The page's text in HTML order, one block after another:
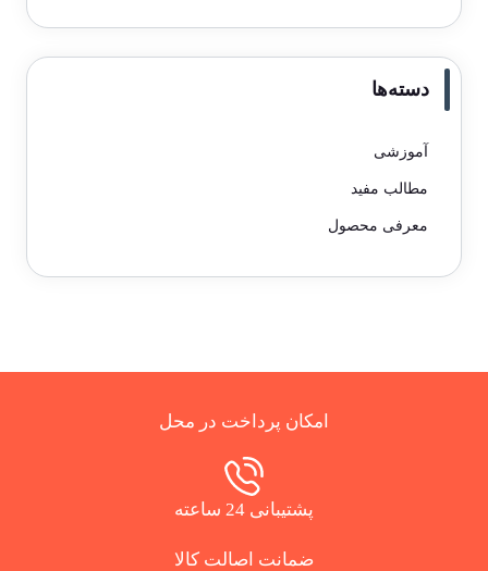
دسته‌ها
آموزشی
مطالب مفید
معرفی محصول
امکان پرداخت در محل
پشتیبانی 24 ساعته
ضمانت اصالت کالا